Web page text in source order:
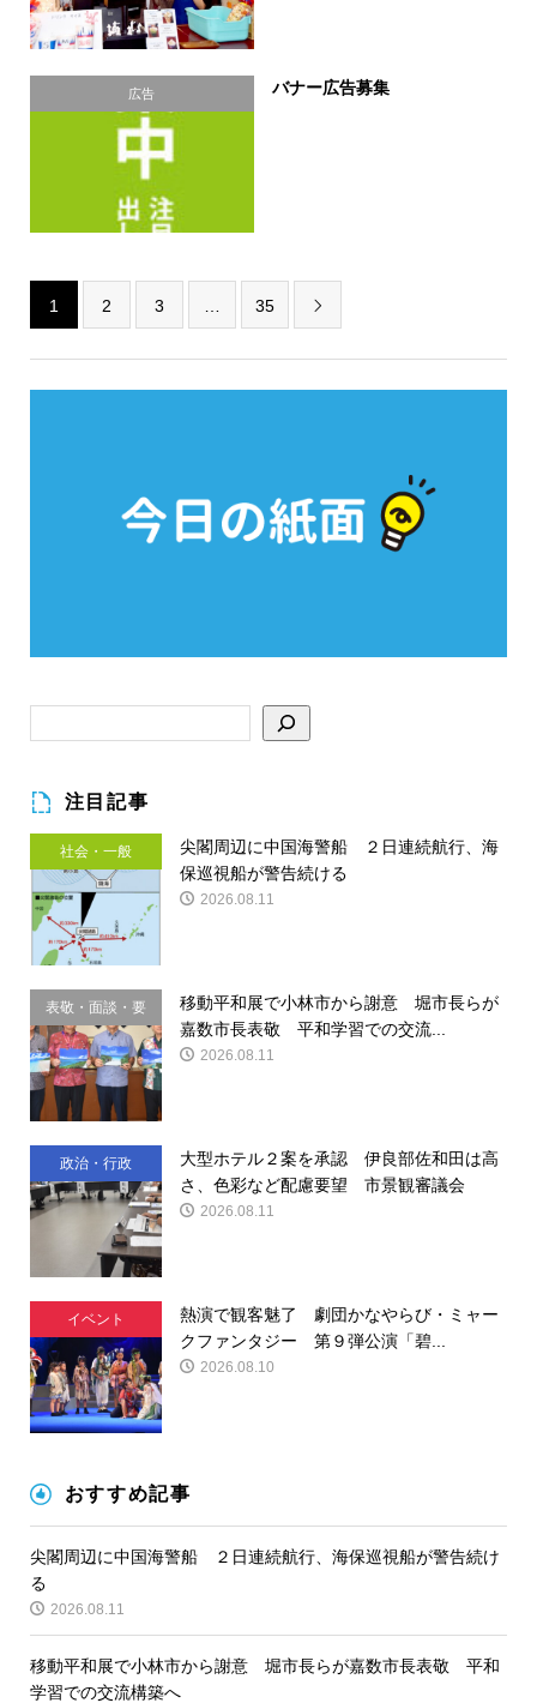
広告 バナー広告募集
1 2 3 35 
注目記事
社会・一般
尖閣周辺に中国海警船 ２日連続航行、海
保巡視船が警告続ける
2026.08.11
表敬・面談・要
請
移動平和展で小林市から謝意 堀市長らが
嘉数市長表敬 平和学習での交流...
2026.08.11
政治・行政
大型ホテル２案を承認 伊良部佐和田は高
さ、色彩など配慮要望 市景観審議会
2026.08.11
イベント
熱演で観客魅了 劇団かなやらび・ミャー
クファンタジー 第９弾公演「碧...
2026.08.10
おすすめ記事
尖閣周辺に中国海警船 ２日連続航行、海保巡視船が警告続け
る
2026.08.11
移動平和展で小林市から謝意 堀市長らが嘉数市長表敬 平和
学習での交流構築へ